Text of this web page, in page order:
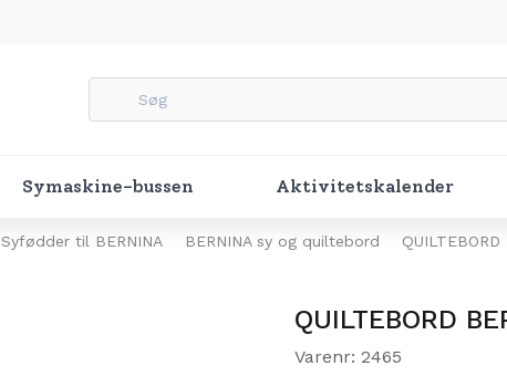
Symaskine-bussen Aktivitetskalender
Syfødder til BERNINA BERNINA sy og quiltebord
QUILTEBORD
Varenr: 2465